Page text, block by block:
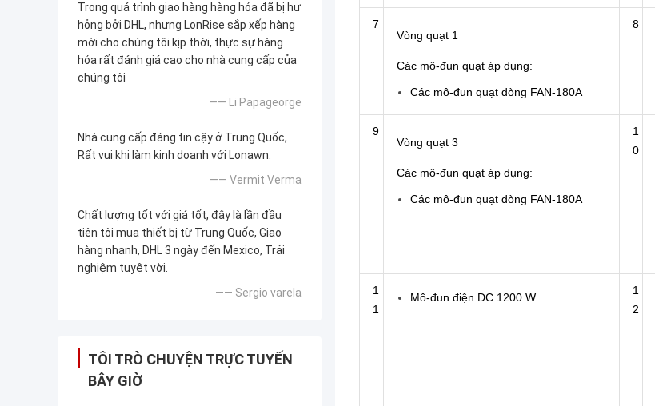
Trong quá trình giao hàng hàng hóa đã bị hư
hỏng bởi DHL, nhưng LonRise sắp xếp hàng
mới cho chúng tôi kịp thời, thực sự hàng
hóa rất đánh giá cao cho nhà cung cấp của
chúng tôi
—— Li Papageorge
Nhà cung cấp đáng tin cậy ở Trung Quốc,
Rất vui khi làm kinh doanh với Lonawn.
—— Vermit Verma
Chất lượng tốt với giá tốt, đây là lần đầu
tiên tôi mua thiết bị từ Trung Quốc, Giao
hàng nhanh, DHL 3 ngày đến Mexico, Trải
nghiệm tuyệt vời.
—— Sergio varela
TÔI TRÒ CHUYỆN TRỰC TUYẾN
BÂY GIỜ
7
Vòng quạt 1
Các mô-đun quạt áp dụng:
Các mô-đun quạt dòng FAN-180A
8
9
Vòng quạt 3
Các mô-đun quạt áp dụng:
Các mô-đun quạt dòng FAN-180A
1
0
1
1
Mô-đun điện DC 1200 W
1
2